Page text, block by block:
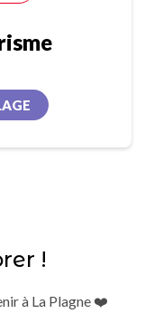
!
à La Plagne ❤️